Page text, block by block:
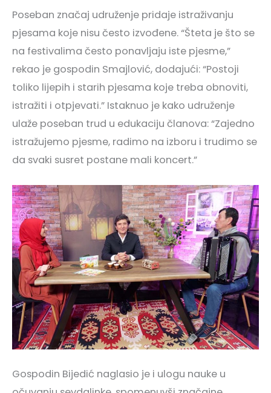
Poseban značaj udruženje pridaje istraživanju
pjesama koje nisu često izvođene. “Šteta je što se
na festivalima često ponavljaju iste pjesme,”
rekao je gospodin Smajlović, dodajući: “Postoji
toliko lijepih i starih pjesama koje treba obnoviti,
istražiti i otpjevati.” Istaknuo je kako udruženje
ulaže poseban trud u edukaciju članova: “Zajedno
istražujemo pjesme, radimo na izboru i trudimo se
da svaki susret postane mali koncert.”
Gospodin Bijedić naglasio je i ulogu nauke u